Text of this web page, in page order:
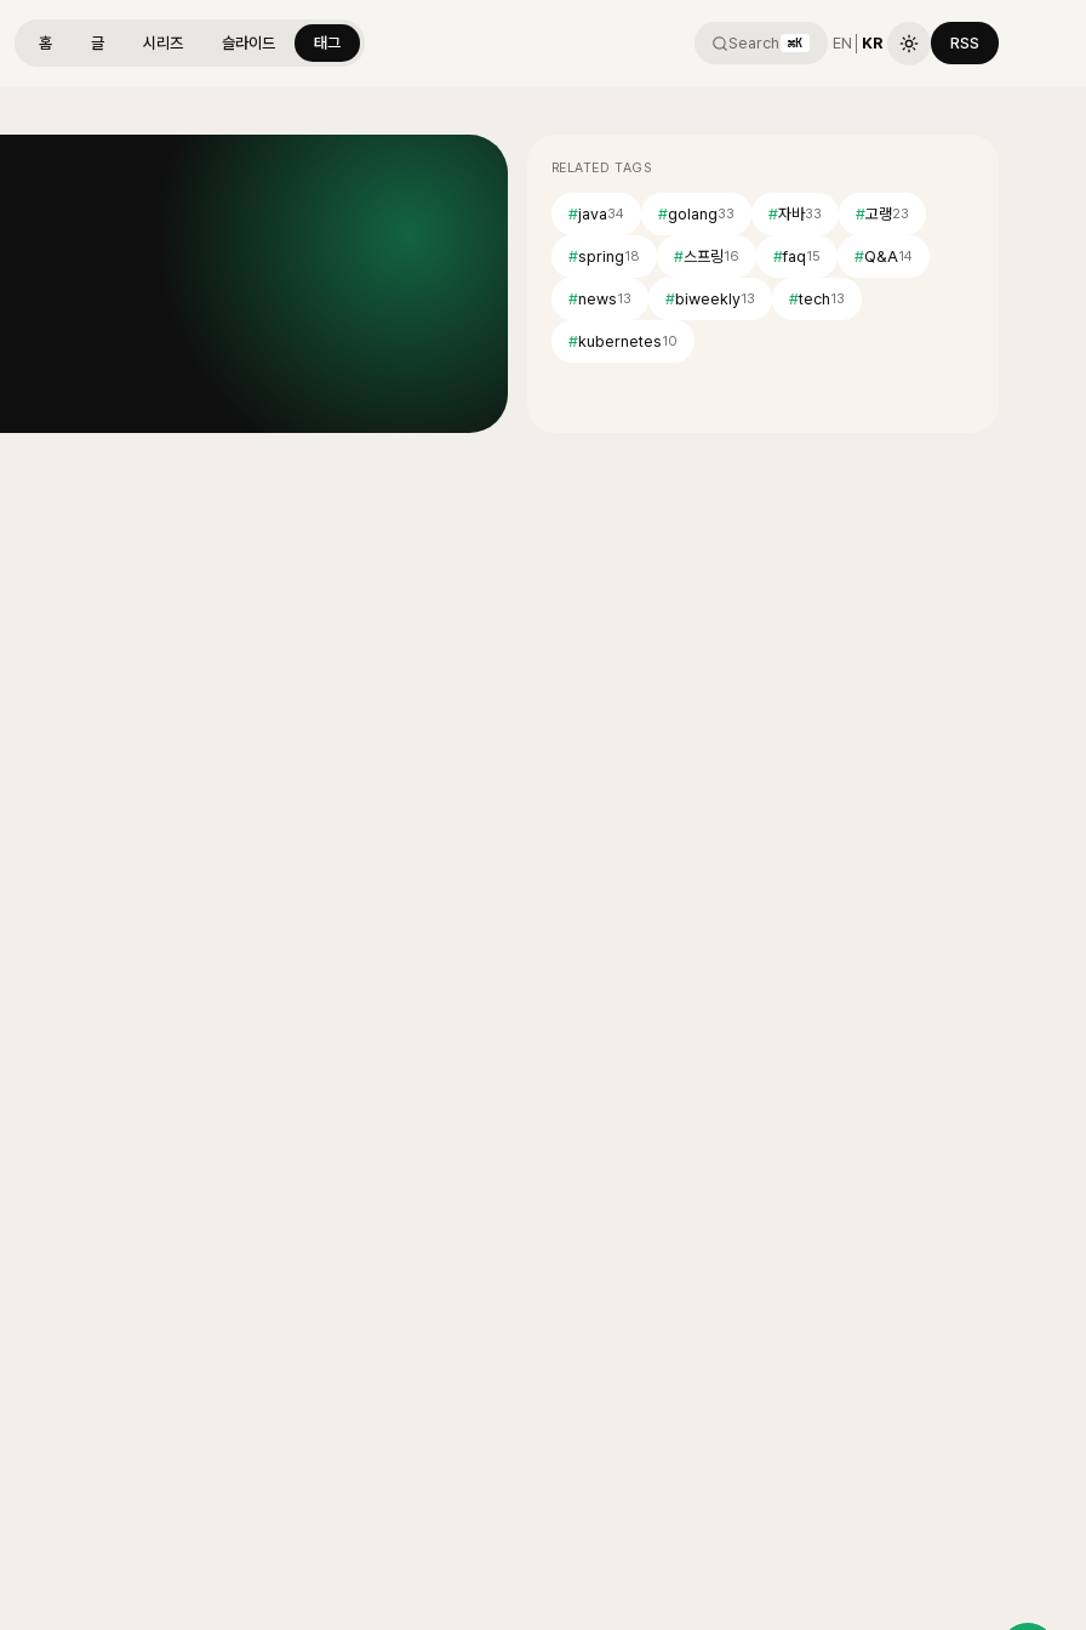
홈 글 시리즈 슬라이드 태그 Search ⌘K EN KR RSS
RELATED TAGS
#java34 #golang33 #자바33 #고랭23
#spring18 #스프링16 #faq15 #Q&A14
#news13 #biweekly13 #tech13
#kubernetes10